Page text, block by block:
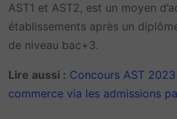
AST1 et AST2, est un moyen
établissements après un
de niveau bac+3.
Lire aussi : Concours AST
commerce via les admissions